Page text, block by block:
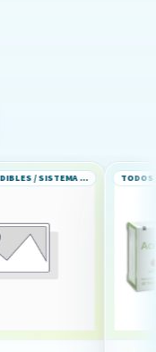
TODOS / VENDIBLES / SISTEMA CARDIOVASCULAR